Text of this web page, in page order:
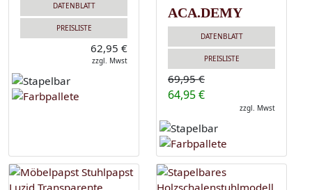
DATENBLATT
PREISLISTE
62,95 €
zzgl. Mwst
ACA.DEMY
DATENBLATT
PREISLISTE
69,95 €
64,95 €
zzgl. Mwst